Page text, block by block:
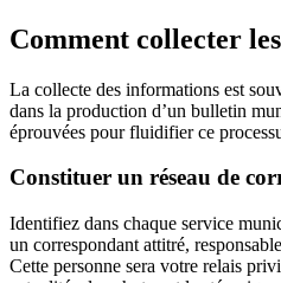
Comment collecter
La collecte des informations est
dans la production d’un bulletin
éprouvées pour fluidifier ce
Constituer un réseau de
Identifiez dans chaque service
un correspondant attitré,
Cette personne sera votre relais